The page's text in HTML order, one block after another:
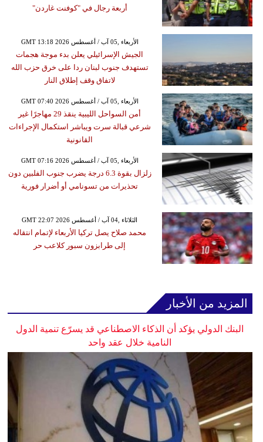
أربعة رجال في "كوفنت غاردن"
GMT 13:18 2026 الأربعاء ,05 آب / أغسطس
الجيش الإسرائيلي يعلن بدء موجة هجمات
تستهدف جنوب لبنان ردا على خرق حزب الله
لاتفاق وقف إطلاق النار
GMT 07:40 2026 الأربعاء ,05 آب / أغسطس
أمن السواحل الليبية ينقذ 29 مهاجرًا غير
شرعي قبالة سرت ويباشر استكمال الإجراءات
القانونية
GMT 07:16 2026 الأربعاء ,05 آب / أغسطس
زلزال بقوة 6.3 درجة يضرب جنوب الفلبين دون
تحذيرات من تسونامي أو أضرار فورية
GMT 22:07 2026 الثلاثاء ,04 آب / أغسطس
محمد صلاح يصل تركيا الأربعاء لإتمام انتقاله
إلى طرابزون سبور كلاعب حر
المزيد من الأخبار
البنك الدولي يؤكد أن الذكاء الاصطناعي قد يسرّع تنمية الدول
النامية خلال عقد واحد